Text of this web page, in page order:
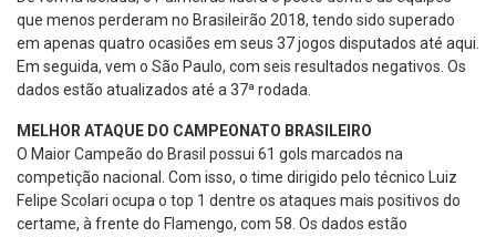
que menos perderam no Brasileirão 2018, tendo sido superado
em apenas quatro ocasiões em seus 37 jogos disputados até aqui.
Em seguida, vem o São Paulo, com seis resultados negativos. Os
dados estão atualizados até a 37ª rodada.
MELHOR ATAQUE DO CAMPEONATO BRASILEIRO
O Maior Campeão do Brasil possui 61 gols marcados na
competição nacional. Com isso, o time dirigido pelo técnico Luiz
Felipe Scolari ocupa o top 1 dentre os ataques mais positivos do
certame, à frente do Flamengo, com 58. Os dados estão